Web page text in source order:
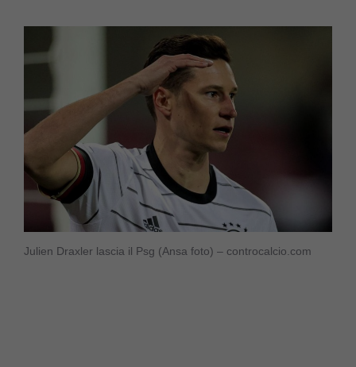
Julien Draxler lascia il Psg (Ansa foto) – controcalcio.com